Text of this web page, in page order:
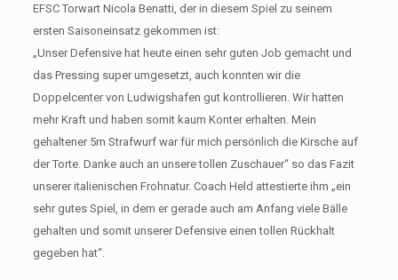
EFSC Torwart Nicola Benatti, der in diesem Spiel zu seinem
ersten Saisoneinsatz gekommen ist:
„Unser Defensive hat heute einen sehr guten Job gemacht und
das Pressing super umgesetzt, auch konnten wir die
Doppelcenter von Ludwigshafen gut kontrollieren. Wir hatten
mehr Kraft und haben somit kaum Konter erhalten. Mein
gehaltener 5m Strafwurf war für mich persönlich die Kirsche auf
der Torte. Danke auch an unsere tollen Zuschauer“ so das Fazit
unserer italienischen Frohnatur. Coach Held attestierte ihm „ein
sehr gutes Spiel, in dem er gerade auch am Anfang viele Bälle
gehalten und somit unserer Defensive einen tollen Rückhalt
gegeben hat“.